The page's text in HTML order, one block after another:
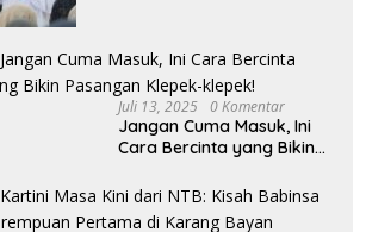
Juli 13, 2025 0 Komentar
Jangan Cuma Masuk, Ini
Cara Bercinta yang Bikin